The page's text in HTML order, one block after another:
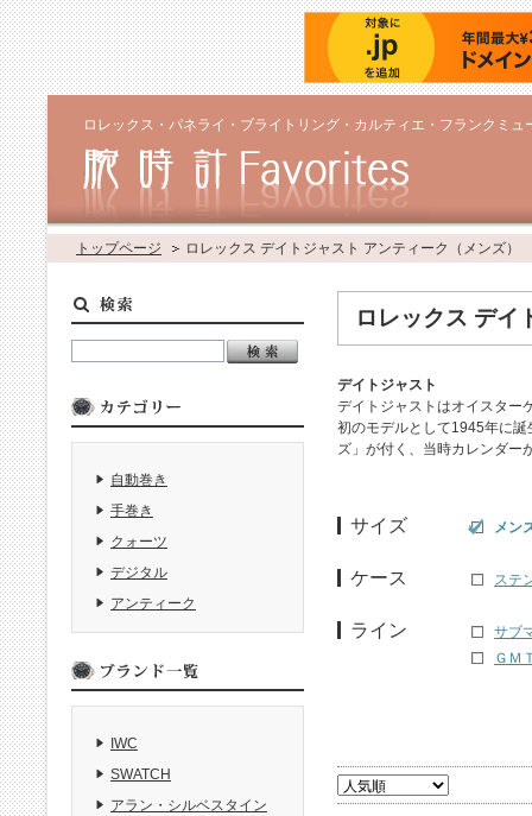
ロレックス・パネライ・ブライトリング・カルティエ・フランクミ
トップページ ロレックス デイトジャスト アンティーク（メンズ）
ロレックス デイ
デイトジャスト
デイトジャストはオイスター
初のモデルとして1945年に
ズ」が付く、当時カレンダー
サイズ メン
ケース ステ
ライン
サブ
ＧＭ
自動巻き
手巻き
クォーツ
デジタル
アンティーク
IWC
SWATCH
アラン・シルベスタイン